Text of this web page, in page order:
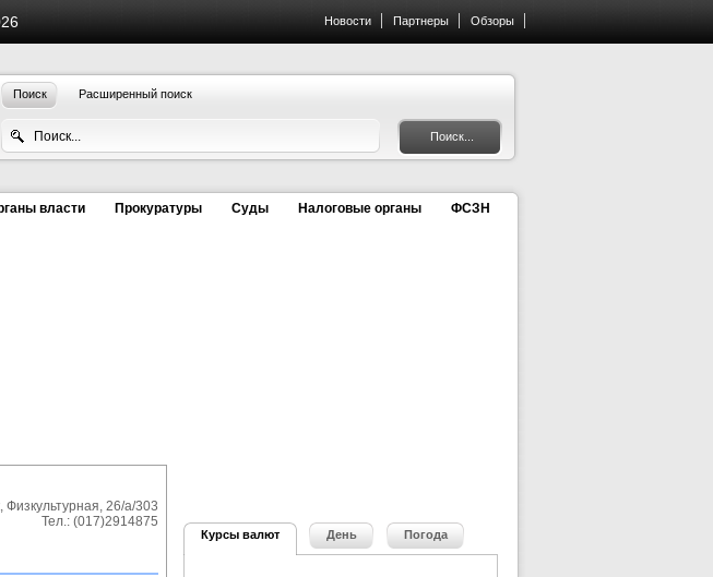
Новости Партнеры Обзоры
Поиск Расширенный поиск
власти Прокуратуры Суды Налоговые органы ФСЗН
, Физкультурная, 26/а/303
Тел.: (017)2914875
Курсы валют День Погода